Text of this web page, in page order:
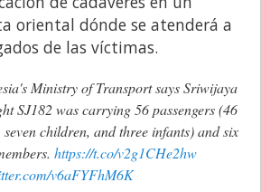
oriental dónde se atenderá a
de las víctimas.
Ministry of Transport says Sriwijaya
SJ182 was carrying 56 passengers (46
seven children, and three infants) and six
https://t.co/v2g1CHe2hw
v6aFYFhM6K